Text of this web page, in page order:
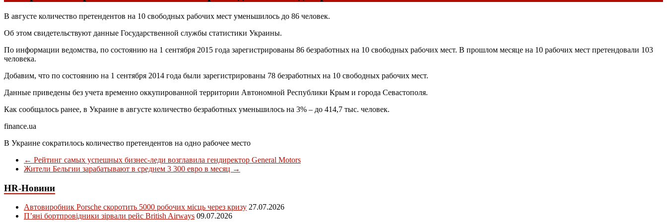
В августе количество претендентов на 10 свободных рабочих мест уменьшилось до 86 человек.
Об этом свидетельствуют данные Государственной службы статистики Украины.
По информации ведомства, по состоянию на 1 сентября 2015 года зарегистрированы 86 безработных на 10 свободных рабочих мест. В прошлом месяце на 10 рабочих мест претендовали 103
человека.
Добавим, что по состоянию на 1 сентября 2014 года были зарегистрированы 78 безработных на 10 свободных рабочих мест.
Данные приведены без учета временно оккупированной территории Автономной Республики Крым и города Севастополя.
Как сообщалось ранее, в Украине в августе количество безработных уменьшилось на 3% – до 414,7 тыс. человек.
finance.ua
В Украине сократилось количество претендентов на одно рабочее место
← Рейтинг самых успешных бизнес-леди возглавила гендиректор General Motors
Жители Бельгии зарабатывают в среднем 3 300 евро в месяц →
HR-Новини
Автовиробник Porsche скоротить 5000 робочих місць через кризу 27.07.2026
П’яні бортпровідники зірвали рейс British Airways 09.07.2026